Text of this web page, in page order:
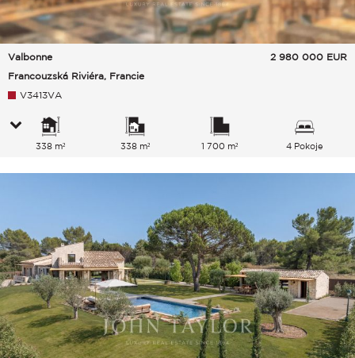
Valbonne
Francouzská Riviéra, Francie
2 980 000 EUR
V3413VA
338 m² 338 m² 1 700 m² 4 Pokoje